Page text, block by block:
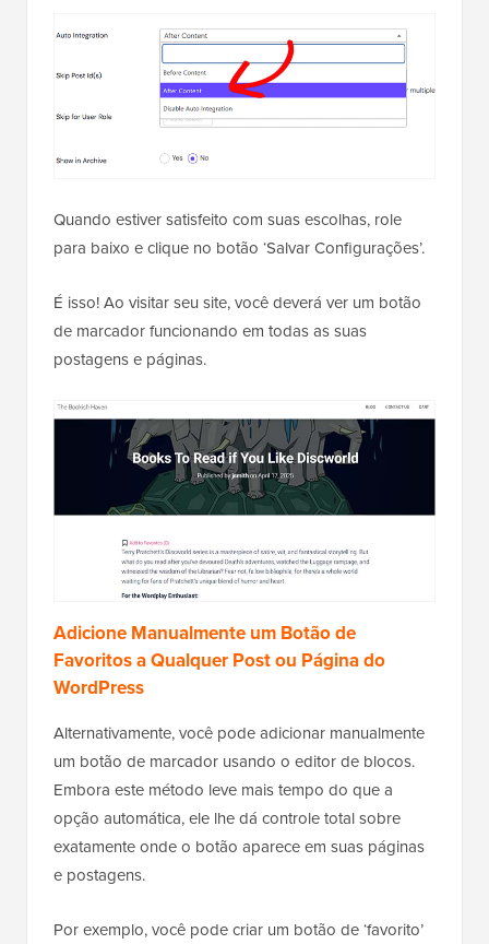
Quando estiver satisfeito com suas escolhas, role
para baixo e clique no botão ‘Salvar Configurações’.
É isso! Ao visitar seu site, você deverá ver um botão
de marcador funcionando em todas as suas
postagens e páginas.
Adicione Manualmente um Botão de
Favoritos a Qualquer Post ou Página do
WordPress
Alternativamente, você pode adicionar manualmente
um botão de marcador usando o editor de blocos.
Embora este método leve mais tempo do que a
opção automática, ele lhe dá controle total sobre
exatamente onde o botão aparece em suas páginas
e postagens.
Por exemplo, você pode criar um botão de ‘favorito’